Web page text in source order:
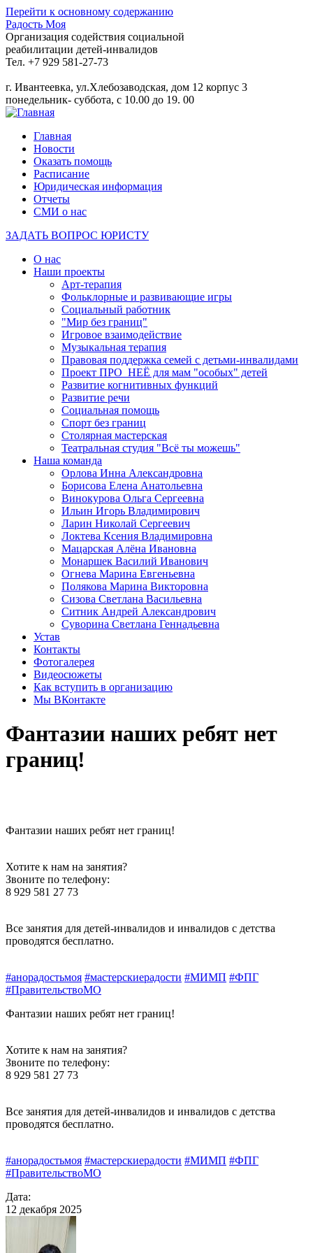
Перейти к основному содержанию
Радость Моя
Организация содействия социальной
реабилитации детей-инвалидов
Тел. +7 929 581-27-73
г. Ивантеевка, ул.Хлебозаводская, дом 12 корпус 3
понедельник- суббота, с 10.00 до 19. 00
Главная
Новости
Оказать помощь
Расписание
Юридическая информация
Отчеты
СМИ о нас
ЗАДАТЬ ВОПРОС ЮРИСТУ
О нас
Наши проекты
Арт-терапия
Фольклорные и развивающие игры
Социальный работник
"Мир без границ"
Игровое взаимодействие
Музыкальная терапия
Правовая поддержка семей с детьми-инвалидами
Проект ПРО_НЕЁ для мам "особых" детей
Развитие когнитивных функций
Развитие речи
Социальная помощь
Спорт без границ
Столярная мастерская
Театральная студия "Всё ты можешь"
Наша команда
Орлова Инна Александровна
Борисова Елена Анатольевна
Винокурова Ольга Сергеевна
Ильин Игорь Владимирович
Ларин Николай Сергеевич
Локтева Ксения Владимировна
Мацарская Алёна Ивановна
Монаршек Василий Иванович
Огнева Марина Евгеньевна
Полякова Марина Викторовна
Сизова Светлана Васильевна
Ситник Андрей Александрович
Суворина Светлана Геннадьевна
Устав
Контакты
Фотогалерея
Видеосюжеты
Как вступить в организацию
Мы ВКонтакте
Фантазии наших ребят нет
границ!
Фантазии наших ребят нет границ!
Хотите к нам на занятия?
Звоните по телефону:
8 929 581 27 73
Все занятия для детей-инвалидов и инвалидов с детства
проводятся бесплатно.
#анорадостьмоя #мастерскиерадости #МИМП #ФПГ
#ПравительствоМО
Фантазии наших ребят нет границ!
Хотите к нам на занятия?
Звоните по телефону:
8 929 581 27 73
Все занятия для детей-инвалидов и инвалидов с детства
проводятся бесплатно.
#анорадостьмоя #мастерскиерадости #МИМП #ФПГ
#ПравительствоМО
Дата:
12 декабря 2025